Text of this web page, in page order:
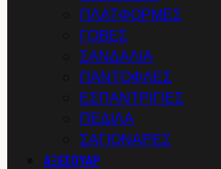
ΠΛΑΤΦΟΡΜΕΣ
ΓΟΒΕΣ
ΣΑΝΔΑΛΙΑ
ΠΑΝΤΟΦΛΕΣ
ΕΣΠΑΝΤΡΙΓΙΕΣ
ΠΕΔΙΛΑ
ΣΑΓΙΟΝΑΡΕΣ
ΑΞΕΣΟΥΑΡ